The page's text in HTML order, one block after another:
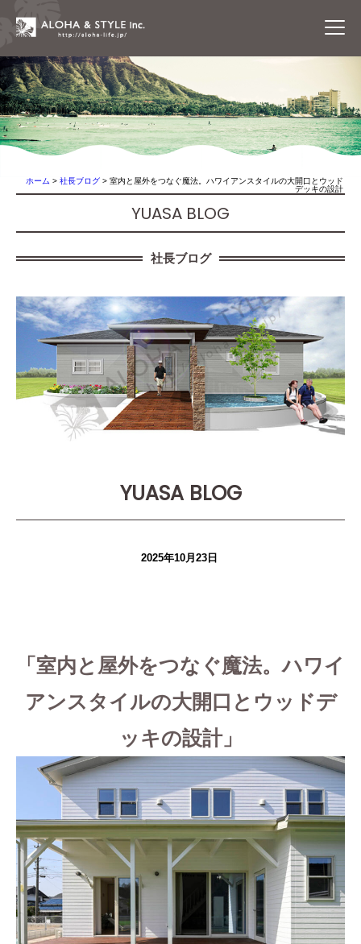
ホーム > 社長ブログ> 室内と屋外をつなぐ魔法。ハワイアンスタイルの大開口とウッド
デッキの設計
YUASA BLOG
社長ブログ
YUASA BLOG
2025年10月23日
「室内と屋外をつなぐ魔法。ハワイ
アンスタイルの大開口とウッドデ
ッキの設計」